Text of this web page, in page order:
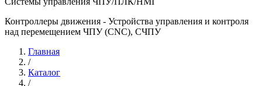
Контроллеры движения - Устройства управления и контроля
над перемещением ЧПУ (CNC), СЧПУ
Главная
/
Каталог
/